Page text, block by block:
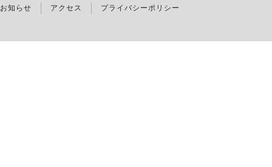
お知らせ アクセス プライバシーポリシー